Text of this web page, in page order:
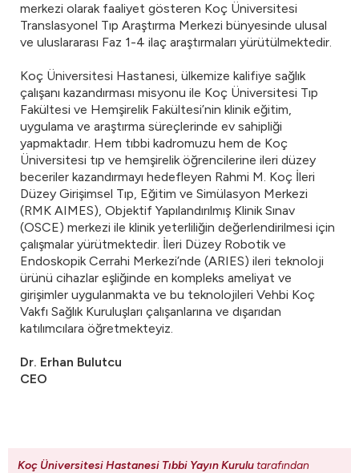
merkezi olarak faaliyet gösteren Koç Üniversitesi
Translasyonel Tıp Araştırma Merkezi bünyesinde ulusal
ve uluslararası Faz 1-4 ilaç araştırmaları yürütülmektedir.
Koç Üniversitesi Hastanesi, ülkemize kalifiye sağlık
çalışanı kazandırması misyonu ile Koç Üniversitesi Tıp
Fakültesi ve Hemşirelik Fakültesi’nin klinik eğitim,
uygulama ve araştırma süreçlerinde ev sahipliği
yapmaktadır. Hem tıbbi kadromuzu hem de Koç
Üniversitesi tıp ve hemşirelik öğrencilerine ileri düzey
beceriler kazandırmayı hedefleyen Rahmi M. Koç İleri
Düzey Girişimsel Tıp, Eğitim ve Simülasyon Merkezi
(RMK AIMES), Objektif Yapılandırılmış Klinik Sınav
(OSCE) merkezi ile klinik yeterliliğin değerlendirilmesi için
çalışmalar yürütmektedir. İleri Düzey Robotik ve
Endoskopik Cerrahi Merkezi’nde (ARIES) ileri teknoloji
ürünü cihazlar eşliğinde en kompleks ameliyat ve
girişimler uygulanmakta ve bu teknolojileri Vehbi Koç
Vakfı Sağlık Kuruluşları çalışanlarına ve dışarıdan
katılımcılara öğretmekteyiz.
Dr. Erhan Bulutcu
CEO
Koç Üniversitesi Hastanesi Tıbbi Yayın Kurulu tarafından